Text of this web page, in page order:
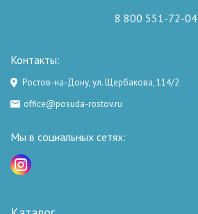
8 800 551-72-04
Контакты:
Ростов-на-Дону, ул. Щербакова, 114/2
office@posuda-rostov.ru
Мы в социальных сетях: